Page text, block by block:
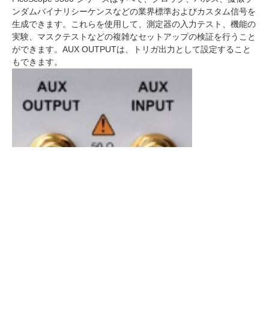
ンダムバイナリシーケンスなどの業界標準およびカスタム信号を
生成できます。これらを使用して、測定器の入力テスト、機能の
実験、マスクテストなどの複雑なセットアップの検証を行うこと
ができます。AUX OUTPUTは、トリガ出力として設定すること
もできます。